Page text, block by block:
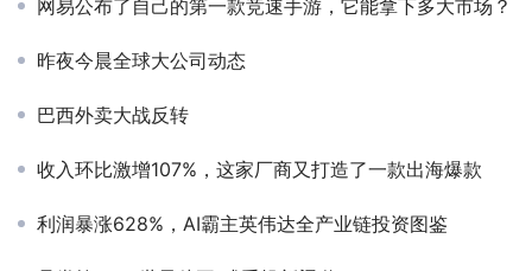
网易公布了自己的第一款竞速手游，它能拿下多大市场？
昨夜今晨全球大公司动态
巴西外卖大战反转
收入环比激增107%，这家厂商又打造了一款出海爆款
利润暴涨628%，AI霸主英伟达全产业链投资图鉴